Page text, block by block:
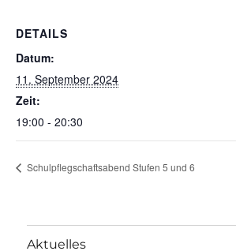
DETAILS
Datum:
11. September 2024
Zeit:
19:00 - 20:30
Schulpflegschaftsabend Stufen 5 und 6
Aktuelles